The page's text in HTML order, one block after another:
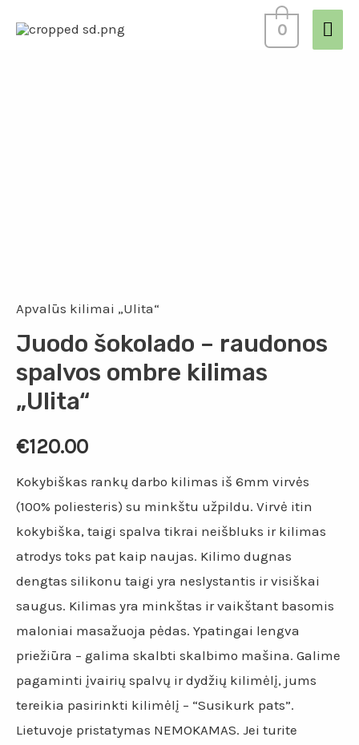
0
Apvalūs kilimai „Ulita“
Juodo šokolado – raudonos
spalvos ombre kilimas
„Ulita“
€120.00
Kokybiškas rankų darbo kilimas iš 6mm virvės
(100% poliesteris) su minkštu užpildu. Virvė itin
kokybiška, taigi spalva tikrai neišbluks ir kilimas
atrodys toks pat kaip naujas. Kilimo dugnas
dengtas silikonu taigi yra neslystantis ir visiškai
saugus. Kilimas yra minkštas ir vaikštant basomis
maloniai masažuoja pėdas. Ypatingai lengva
priežiūra – galima skalbti skalbimo mašina. Galime
pagaminti įvairių spalvų ir dydžių kilimėlį, jums
tereikia pasirinkti kilimėlį – “Susikurk pats”.
Lietuvoje pristatymas NEMOKAMAS. Jei turite